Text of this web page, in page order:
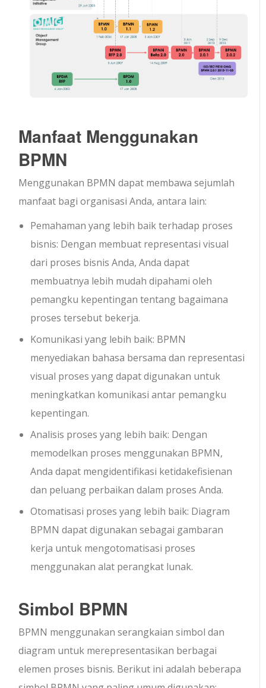
Manfaat Menggunakan
BPMN
Menggunakan BPMN dapat membawa sejumlah
manfaat bagi organisasi Anda, antara lain:
Pemahaman yang lebih baik terhadap proses
bisnis: Dengan membuat representasi visual
dari proses bisnis Anda, Anda dapat
membuatnya lebih mudah dipahami oleh
pemangku kepentingan tentang bagaimana
proses tersebut bekerja.
Komunikasi yang lebih baik: BPMN
menyediakan bahasa bersama dan representasi
visual proses yang dapat digunakan untuk
meningkatkan komunikasi antar pemangku
kepentingan.
Analisis proses yang lebih baik: Dengan
memodelkan proses menggunakan BPMN,
Anda dapat mengidentifikasi ketidakefisienan
dan peluang perbaikan dalam proses Anda.
Otomatisasi proses yang lebih baik: Diagram
BPMN dapat digunakan sebagai gambaran
kerja untuk mengotomatisasi proses
menggunakan alat perangkat lunak.
Simbol BPMN
BPMN menggunakan serangkaian simbol dan
diagram untuk merepresentasikan berbagai
elemen proses bisnis. Berikut ini adalah beberapa